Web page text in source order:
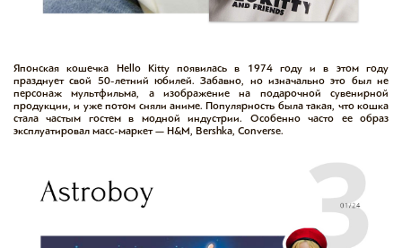
Японская кошечка Hello Kitty появилась в 1974 году и в этом году
празднует свой 50-летний юбилей. Забавно, но изначально это был не
персонаж мультфильма, а изображение на подарочной сувенирной
продукции, и уже потом сняли аниме. Популярность была такая, что кошка
стала частым гостем в модной индустрии. Особенно часто ее образ
эксплуатировал масс-маркет — H&M, Bershka, Converse.